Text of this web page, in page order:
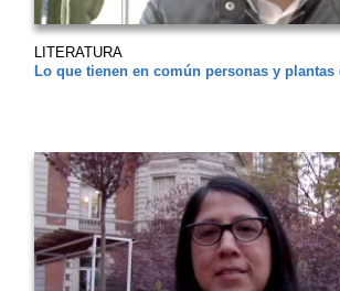
LITERATURA
Lo que tienen en común personas y